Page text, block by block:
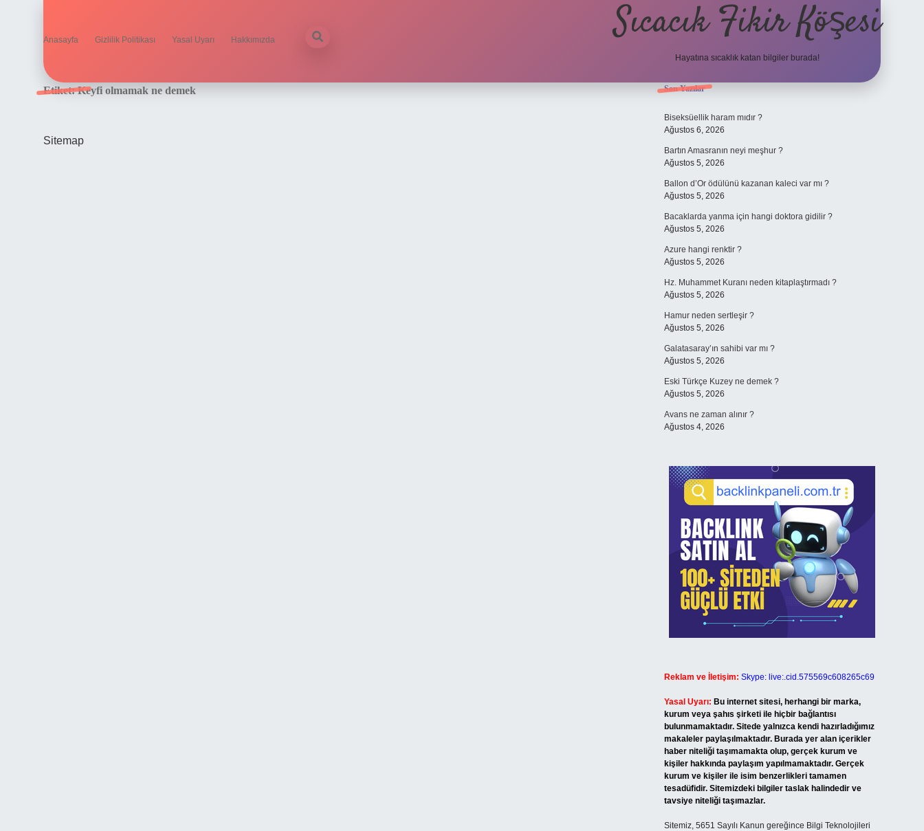
Anasayfa Gizlilik Politikası Yasal Uyarı Hakkımızda Sıcacık Fikir Köşesi
Hayatına sıcaklık katan bilgiler burada!
Etiket:Keyfi olmamak ne demek
Sitemap
Sidebar
Son Yazılar
Biseksüellik haram mıdır ?
Ağustos 6, 2026
Bartın Amasranın neyi meşhur ?
Ağustos 5, 2026
Ballon d’Or ödülünü kazanan kaleci var mı ?
Ağustos 5, 2026
Bacaklarda yanma için hangi doktora gidilir ?
Ağustos 5, 2026
Azure hangi renktir ?
Ağustos 5, 2026
Hz. Muhammet Kuranı neden kitaplaştırmadı ?
Ağustos 5, 2026
Hamur neden sertleşir ?
Ağustos 5, 2026
Galatasaray’ın sahibi var mı ?
Ağustos 5, 2026
Eski Türkçe Kuzey ne demek ?
Ağustos 5, 2026
Avans ne zaman alınır ?
Ağustos 4, 2026
Reklam ve İletişim: Skype: live:.cid.575569c608265c69
Yasal Uyarı: Bu internet sitesi, herhangi bir marka,
kurum veya şahıs şirketi ile hiçbir bağlantısı
bulunmamaktadır. Sitede yalnızca kendi hazırladığımız
makaleler paylaşılmaktadır. Burada yer alan içerikler
haber niteliği taşımamakta olup, gerçek kurum ve
kişiler hakkında paylaşım yapılmamaktadır. Gerçek
kurum ve kişiler ile isim benzerlikleri tamamen
tesadüfidir. Sitemizdeki bilgiler taslak halindedir ve
tavsiye niteliği taşımazlar.
Sitemiz, 5651 Sayılı Kanun gereğince Bilgi Teknolojileri